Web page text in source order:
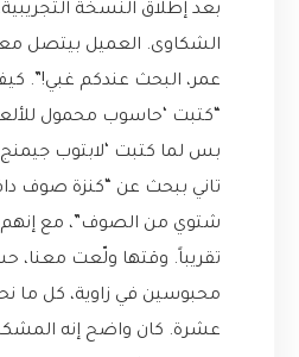
بعد إطلاق النسخة
الشكاوى. العميل بيتصل
عمر، البحث عندكم غبي!”.
“كتبت ‘حاسوب محمول
بس لما كتبت ‘لابتوب
تاني ببحث عن “كنزة صوف
شتوي من الصوف”، مع
تقريباً. وقتها ولّعت معنا،
محبوسين في زاوية، كل ما
عشرة. كان واضح إنه